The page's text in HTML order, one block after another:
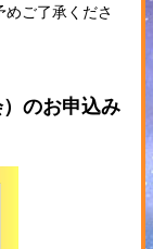
ご了承くださ
のお申込み